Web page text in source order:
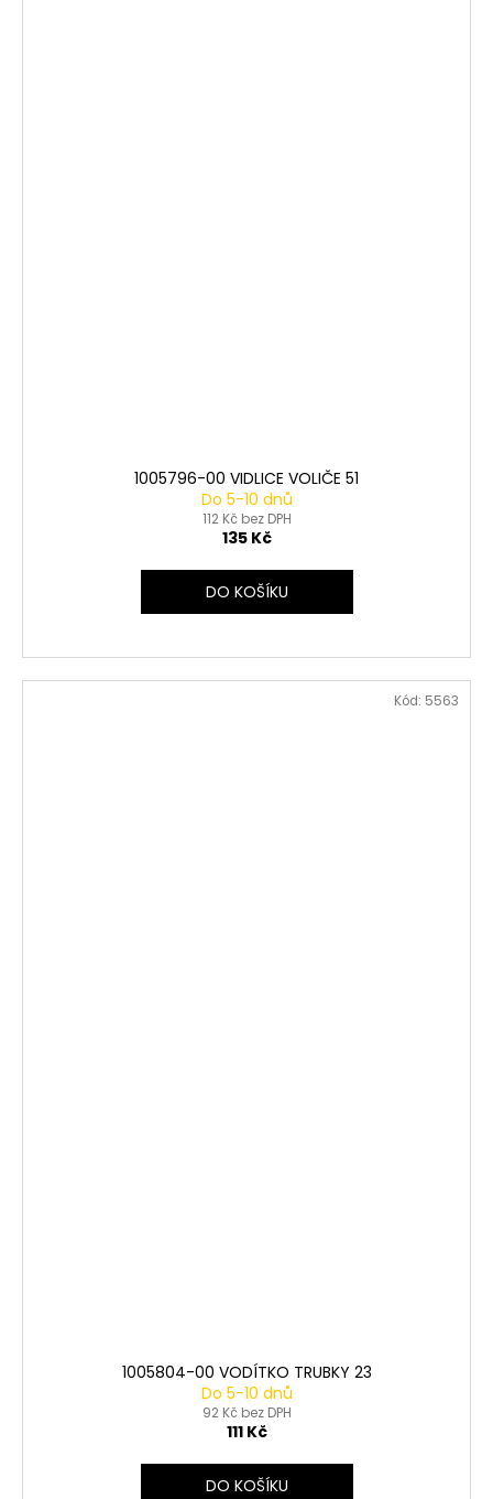
1005796-00 VIDLICE VOLIČE 51
Do 5-10 dnů
112 Kč bez DPH
135 Kč
DO KOŠÍKU
1005804-00 VODÍTKO TRUBKY 23
Do 5-10 dnů
92 Kč bez DPH
111 Kč
DO KOŠÍKU
Kód: 5563